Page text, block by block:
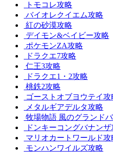
トモコレ攻略
バイオレクイエム攻略
紅の砂漠攻略
デイモン&ベイビー攻略
ポケモンZA攻略
ドラクエ7攻略
仁王3攻略
ドラクエ1・2攻略
桃鉄2攻略
ゴーストオブヨウテイ攻
メタルギアデルタ攻略
牧場物語 風のグランド
ドンキーコングバナンザ
マリオカートワールド攻
モンハンワイルズ攻略